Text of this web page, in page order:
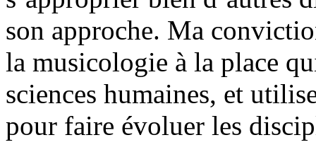
son approche. Ma
la musicologie à la place
sciences humaines, et
pour faire évoluer les